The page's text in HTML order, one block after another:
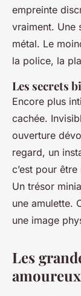
empreinte
vraiment. Une
métal. Le
la police, la
Les secrets
Encore plus
cachée.
ouverture
regard, un
c’est pour
Un trésor
une amulette.
une image
Les
amoureux